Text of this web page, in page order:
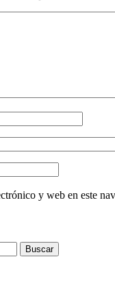
y web en este